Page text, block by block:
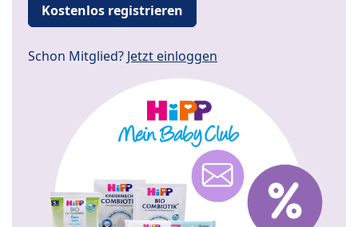
Kostenlos registrieren
Schon Mitglied? Jetzt einloggen